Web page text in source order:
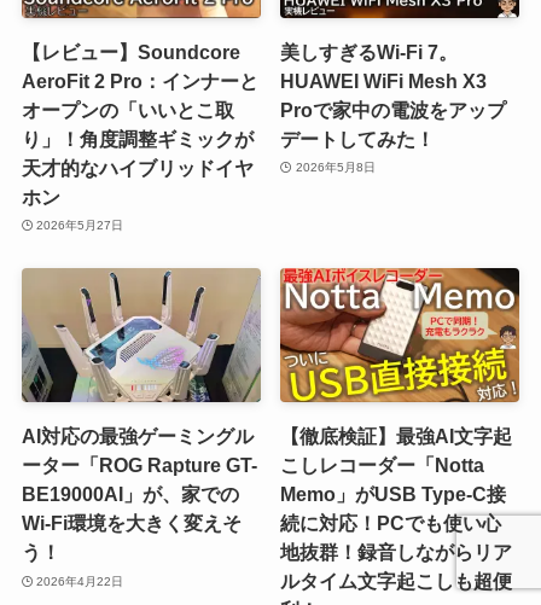
【レビュー】Soundcore
AeroFit 2 Pro：インナーと
オープンの「いいとこ取
り」！角度調整ギミックが
天才的なハイブリッドイヤ
ホン
2026年5月27日
美しすぎるWi-Fi 7。
HUAWEI WiFi Mesh X3
Proで家中の電波をアップ
デートしてみた！
2026年5月8日
AI対応の最強ゲーミングル
ーター「ROG Rapture GT-
BE19000AI」が、家での
Wi-Fi環境を大きく変えそ
う！
2026年4月22日
【徹底検証】最強AI文字起
こしレコーダー「Notta
Memo」がUSB Type-C接
続に対応！PCでも使い心
地抜群！録音しながらリア
ルタイム文字起こしも超便